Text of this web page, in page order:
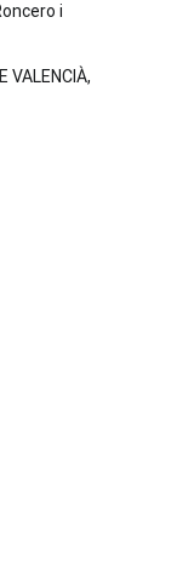
i
VALENCIÀ,